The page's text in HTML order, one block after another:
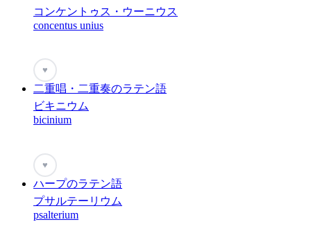
コンケントゥス・ウーニウス
concentus unius
♥
二重唱・二重奏のラテン語
ビキニウム
bicinium
♥
ハープのラテン語
プサルテーリウム
psalterium